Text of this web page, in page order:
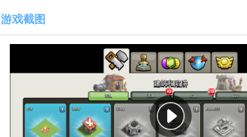
落冲突，这是作为当下最为热门经典的战争策略
中。另外该游戏的总体玩法也是特别的简单，大家只需要
塔，训练自己的军队，以此增强自身的实力，从而抵御
能力，总体的可玩性还是极强的，适合各个年
体验。并且，部落冲突游戏中还拥有各种各样的兵种，
度、伤害类型等特点，不同的兵种搭配起来的攻击效果
游戏截图